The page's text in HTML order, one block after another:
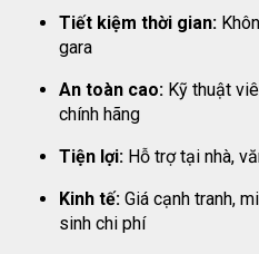
Tiết kiệm thời gian:
gara
An toàn cao: Kỹ thuật
chính hãng
Tiện lợi: Hỗ trợ tại nhà,
Kinh tế: Giá cạnh tranh,
sinh chi phí